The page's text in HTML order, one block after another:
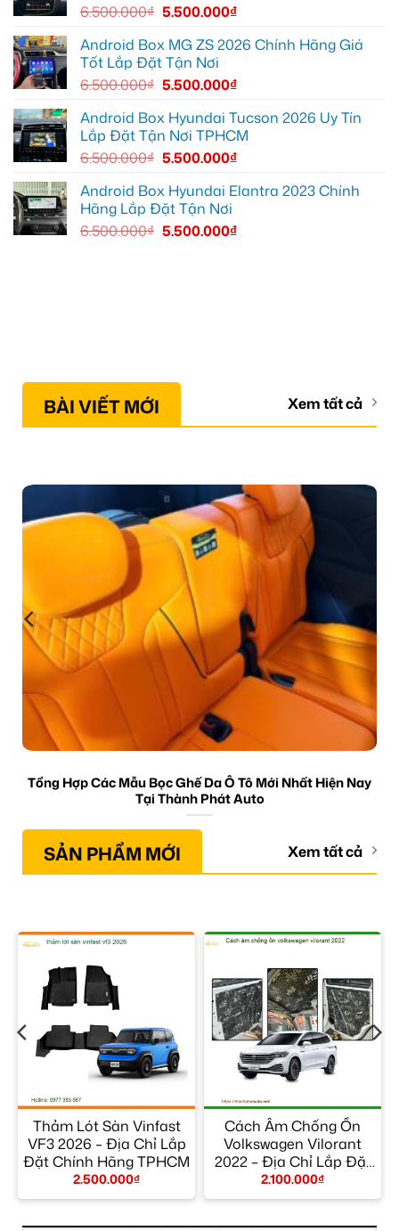
mái
hơn
6.500.000₫ 5.500.000₫
Android Box MG ZS 2026 Chính Hãng Giá
Tốt Lắp Đặt Tận Nơi
6.500.000₫ 5.500.000₫
Android Box Hyundai Tucson 2026 Uy Tín
Lắp Đặt Tận Nơi TPHCM
6.500.000₫ 5.500.000₫
Android Box Hyundai Elantra 2023 Chính
Hãng Lắp Đặt Tận Nơi
6.500.000₫ 5.500.000₫
BÀI VIẾT MỚI Xem tất cả
Tổng Hợp Các Mẫu Bọc Ghế Da Ô Tô Mới Nhất Hiện Nay
Tại Thành Phát Auto
SẢN PHẨM MỚI Xem tất cả
Thảm Lót Sàn Vinfast
VF3 2026 – Địa Chỉ Lắp
Đặt Chính Hãng TPHCM
2.500.000₫
Cách Âm Chống Ồn
Volkswagen Vilorant
2022 – Địa Chỉ Lắp Đặt
Uy Tín TPHCM
2.100.000₫